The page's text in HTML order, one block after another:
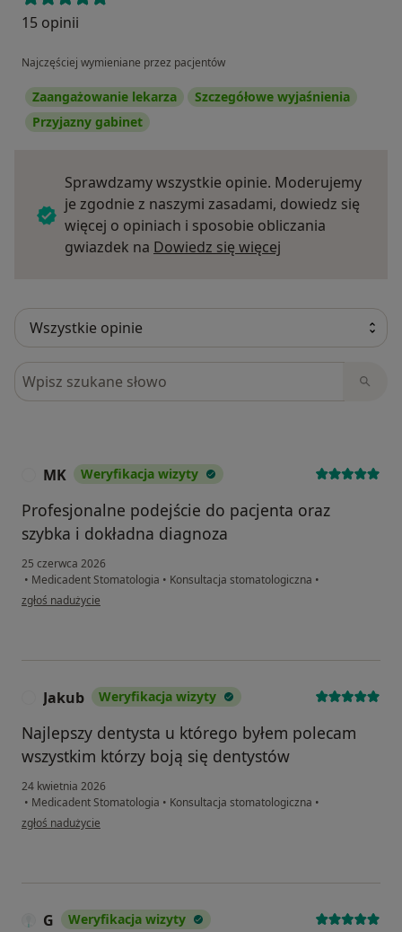
15 opinii
Najczęściej wymieniane przez pacjentów
Zaangażowanie lekarza
Szczegółowe wyjaśnienia
Przyjazny gabinet
Sprawdzamy wszystkie opinie. Moderujemy
je zgodnie z naszymi zasadami, dowiedz się
więcej o opiniach i sposobie obliczania
gwiazdek na Dowiedz się więcej
Szukaj w opiniach
MK Weryfikacja wizyty
Profesjonalne podejście do pacjenta oraz
szybka i dokładna diagnoza
25 czerwca 2026
• Medicadent Stomatologia • Konsultacja stomatologiczna •
w opinii użytkownika MK
zgłoś nadużycie
Jakub Weryfikacja wizyty
Najlepszy dentysta u którego byłem polecam
wszystkim którzy boją się dentystów
24 kwietnia 2026
• Medicadent Stomatologia • Konsultacja stomatologiczna •
w opinii użytkownika Jakub
zgłoś nadużycie
G Weryfikacja wizyty